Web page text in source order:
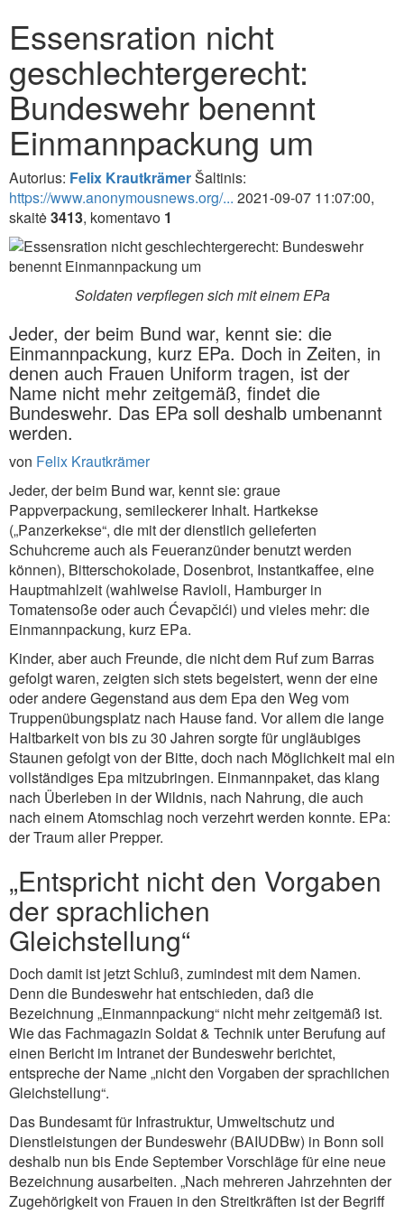
Essensration nicht
geschlechtergerecht:
Bundeswehr benennt
Einmannpackung um
Autorius: Felix KrautkrämerŠaltinis:
https://www.anonymousnews.org/... 2021-09-07 11:07:00,
skaitė3413, komentavo 1
Soldaten verpflegen sich mit einem EPa
Jeder, der beim Bund war, kennt sie: die
Einmannpackung, kurz EPa. Doch in Zeiten, in
denen auch Frauen Uniform tragen, ist der
Name nicht mehr zeitgemäß, findet die
Bundeswehr. Das EPa soll deshalb umbenannt
werden.
von Felix Krautkrämer
Jeder, der beim Bund war, kennt sie: graue
Pappverpackung, semileckerer Inhalt. Hartkekse
(„Panzerkekse“, die mit der dienstlich gelieferten
Schuhcreme auch als Feueranzünder benutzt werden
können), Bitterschokolade, Dosenbrot, Instantkaffee, eine
Hauptmahlzeit (wahlweise Ravioli, Hamburger in
Tomatensoße oder auch Ćevapčići) und vieles mehr: die
Einmannpackung, kurz EPa.
Kinder, aber auch Freunde, die nicht dem Ruf zum Barras
gefolgt waren, zeigten sich stets begeistert, wenn der eine
oder andere Gegenstand aus dem Epa den Weg vom
Truppenübungsplatz nach Hause fand. Vor allem die lange
Haltbarkeit von bis zu 30 Jahren sorgte für ungläubiges
Staunen gefolgt von der Bitte, doch nach Möglichkeit mal ein
vollständiges Epa mitzubringen. Einmannpaket, das klang
nach Überleben in der Wildnis, nach Nahrung, die auch
nach einem Atomschlag noch verzehrt werden konnte. EPa:
der Traum aller Prepper.
„Entspricht nicht den Vorgaben
der sprachlichen
Gleichstellung“
Doch damit ist jetzt Schluß, zumindest mit dem Namen.
Denn die Bundeswehr hat entschieden, daß die
Bezeichnung „Einmannpackung“ nicht mehr zeitgemäß ist.
Wie das Fachmagazin Soldat & Technik unter Berufung auf
einen Bericht im Intranet der Bundeswehr berichtet,
entspreche der Name „nicht den Vorgaben der sprachlichen
Gleichstellung“.
Das Bundesamt für Infrastruktur, Umweltschutz und
Dienstleistungen der Bundeswehr (BAIUDBw) in Bonn soll
deshalb nun bis Ende September Vorschläge für eine neue
Bezeichnung ausarbeiten. „Nach mehreren Jahrzehnten der
Zugehörigkeit von Frauen in den Streitkräften ist der Begriff